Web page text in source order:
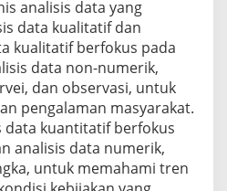
analisis data yang
data kualitatif dan
kualitatif berfokus pada
data non-numerik,
dan observasi, untuk
pengalaman masyarakat.
data kuantitatif berfokus
analisis data numerik,
untuk memahami tren